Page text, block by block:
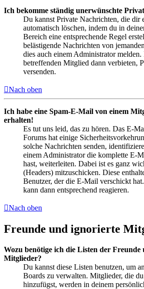
Ich bekomme ständig unerwünschte
Du kannst Private Nachrichten, die dir
automatisch löschen, indem du in
Bereich eine entsprechende Regel
belästigende Nachrichten von
dies auch einem Administrator
betreffenden Mitglied dann verbieten,
versenden.
Nach oben
Ich habe eine Spam-E-Mail von einem
erhalten!
Es tut uns leid, das zu hören. Das E-
Forums hat einige
solche Nachrichten senden,
einem Administrator die komplette E-
hast, weiterleiten. Dabei ist es ganz
(Headers) mitzuschicken. Diese
Benutzer, der die E-Mail verschickt
kann dann entsprechend reagieren.
Nach oben
Freunde und ignorierte
Wozu benötige ich die Listen der
Mitglieder?
Du kannst diese Listen benutzen, um
Boards zu verwalten. Mitglieder, die
hinzufügst, werden in deinem